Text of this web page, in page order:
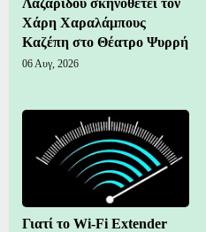
Λαζαρίδου σκηνοθετεί τον
Χάρη Χαραλάμπους
Καζέπη στο Θέατρο Ψυρρή
06 Αυγ, 2026
Γιατί το Wi-Fi Extender